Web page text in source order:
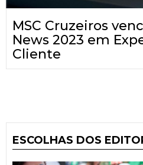
MSC Cruzeiros
News 2023 em
Cliente
ESCOLHAS DOS